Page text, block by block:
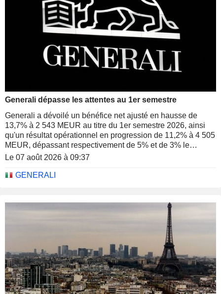
Generali dépasse les attentes au 1er semestre
Generali a dévoilé un bénéfice net ajusté en hausse de
13,7% à 2 543 MEUR au titre du 1er semestre 2026, ainsi
qu'un résultat opérationnel en progression de 11,2% à 4 505
MEUR, dépassant respectivement de 5% et de 3% le
consensus, d'après Jefferies.
Le 07 août 2026 à 09:37
GENERALI